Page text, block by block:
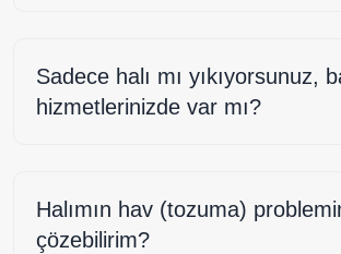
Sadece halı mı yıkıyorsunuz,
hizmetlerinizde var mı?
Halımın hav (tozuma)
çözebilirim?